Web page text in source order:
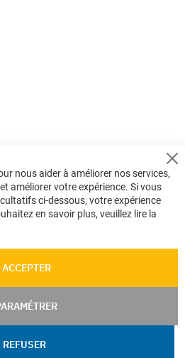
nous aider à améliorer nos services,
améliorer votre expérience. Si vous
ci-dessous, votre expérience
en savoir plus, veuillez lire la
ACCEPTER
REFUSER